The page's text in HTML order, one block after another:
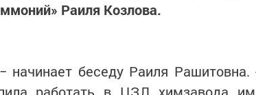
Раиля Козлова.
беседу Раиля Рашитовна.